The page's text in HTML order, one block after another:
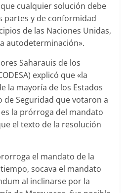
cualquier solución debe
partes y de conformidad
de las Naciones Unidas,
autodeterminación».
Saharauis de los
explicó que «la
la mayoría de los Estados
de Seguridad que votaron a
la prórroga del mandato
el texto de la resolución
el mandato de la
socava el mandato
al inclinarse por la